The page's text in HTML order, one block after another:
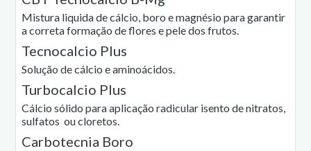
Mistura liquida de cálcio, boro e magnésio para garantir
a correta formação de flores e pele dos frutos.
Tecnocalcio Plus
Solução de cálcio e aminoácidos.
Turbocalcio Plus
Cálcio sólido para aplicação radicular isento de nitratos,
sulfatos ou cloretos.
Carbotecnia Boro